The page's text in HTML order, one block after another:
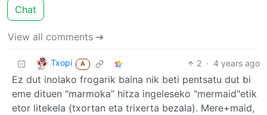
Chat
View all comments ➔
Txopi A 2 · 4 years ago
Ez dut inolako frogarik baina nik beti pentsatu dut bi
eme dituen “marmoka” hitza ingeleseko "mermaid"etik
etor litekela (txortan eta trixerta bezala). Mere+maid,